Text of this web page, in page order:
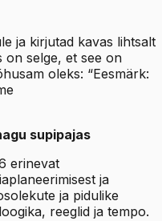
ja kirjutad kavas lihtsalt
on selge, et see on
oleks: “Eesmärk:
supipajas
erinevat
ja
ja pidulike
reeglid ja tempo.